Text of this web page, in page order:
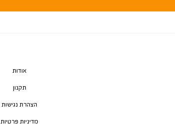
אודות
תקנון
הצהרת נגישות
מדיניות פרטיות